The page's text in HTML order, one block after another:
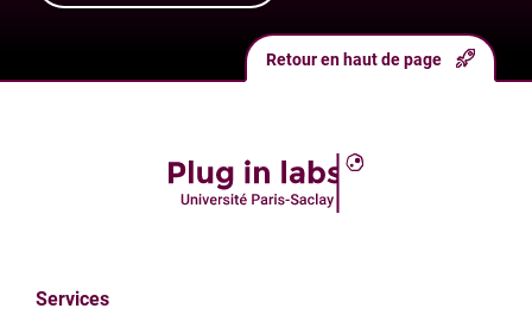
Services
Retour en haut de page